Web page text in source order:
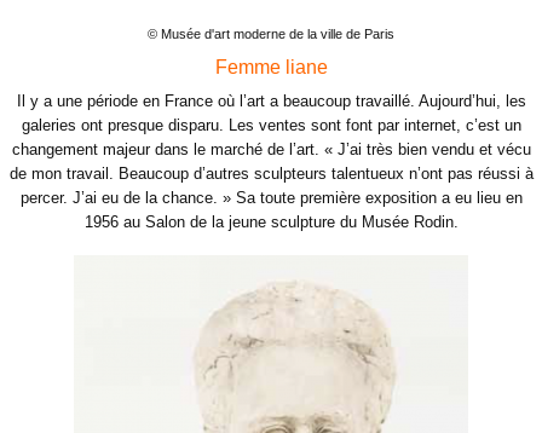
© Musée d'art moderne de la ville de Paris
Femme liane
Il y a une période en France où l’art a beaucoup travaillé. Aujourd’hui, les
galeries ont presque disparu. Les ventes sont font par internet, c’est un
changement majeur dans le marché de l’art. « J’ai très bien vendu et vécu
de mon travail. Beaucoup d’autres sculpteurs talentueux n’ont pas réussi à
percer. J’ai eu de la chance. » Sa toute première exposition a eu lieu en
1956 au Salon de la jeune sculpture du Musée Rodin.